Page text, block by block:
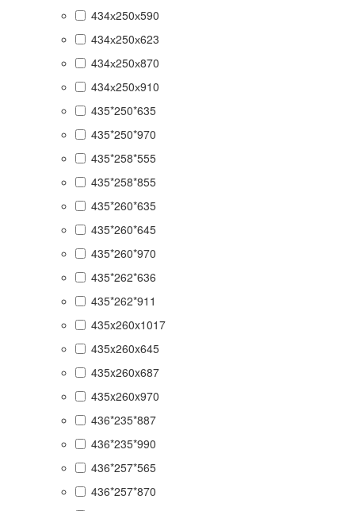
434х250х590
434х250х623
434х250х870
434х250х910
435*250*635
435*250*970
435*258*555
435*258*855
435*260*635
435*260*645
435*260*970
435*262*636
435*262*911
435x260x1017
435x260x645
435x260x687
435x260x970
436*235*887
436*235*990
436*257*565
436*257*870